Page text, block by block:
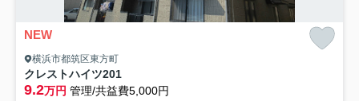
NEW
横浜市都筑区東方町
クレストハイツ201
9.2万円 管理/共益費5,000円